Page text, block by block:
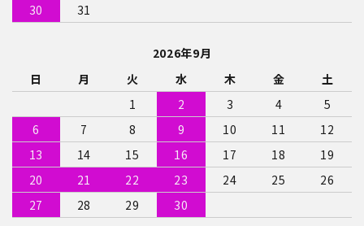
30
31
2026年9月
日
月 火 水 木 金
土
1
2 3 4
5
6
7 8 9 10 11
12
13
14 15 16 17 18
19
20
21 22 23 24 25
26
27
28 29
30